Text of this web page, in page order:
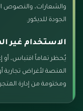
والشعارات، والنصوص
الجودة للديكور.
الاستخدام غير
يُحظر تماماً اقتباس، أو
المنصة لأغراض
ومختومة من إدارة